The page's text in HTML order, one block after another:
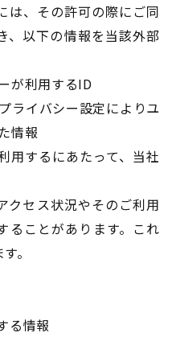
は、その許可の際にご同
、以下の情報を当該外部
が利用するID
ライバシー設定によりユ
情報
用するにあたって、当社
クセス状況やそのご利用
ることがあります。これ
。
る情報